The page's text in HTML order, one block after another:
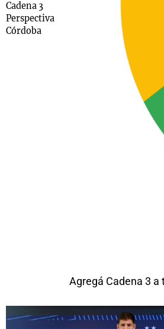
Cadena 3
Perspectiva
Córdoba
Agregá Cadena 3 a